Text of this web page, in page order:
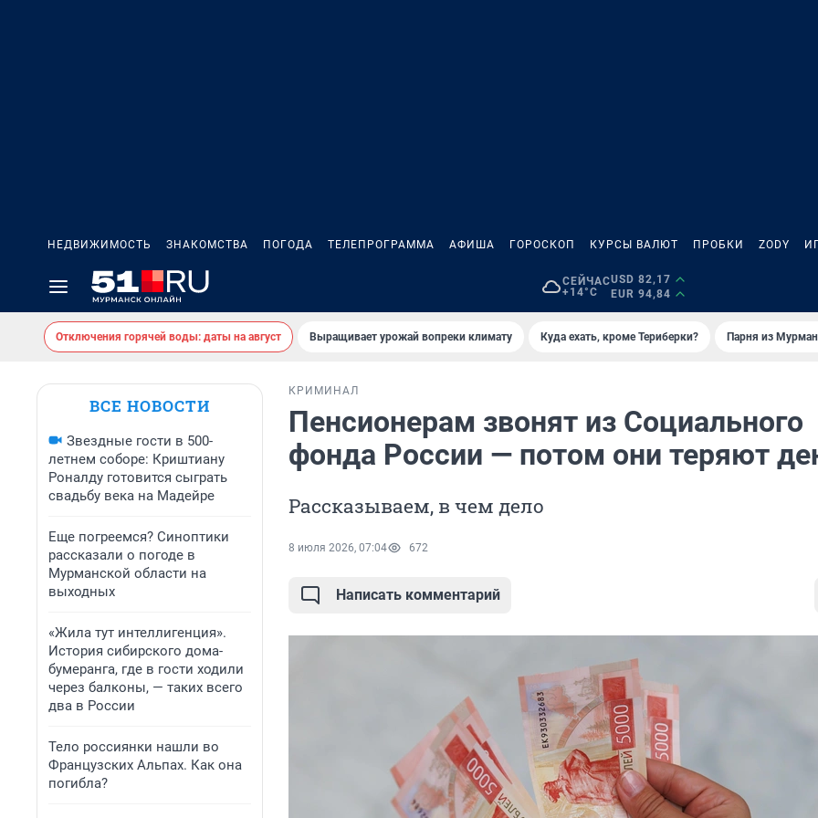
НЕДВИЖИМОСТЬ ЗНАКОМСТВА ПОГОДА ТЕЛЕПРОГРАММА АФИША ГОРОСКОП КУРСЫ ВАЛЮТ ПРОБКИ ZODY
СЕЙЧАС
+14°C
USD 82,17
EUR 94,84
Отключения горячей воды: даты на август Выращивает урожай вопреки климату Куда ехать, кроме Териберки? Парня из
ВСЕ НОВОСТИ
Звездные гости в 500-
летнем соборе: Криштиану
Роналду готовится сыграть
свадьбу века на Мадейре
Еще погреемся? Синоптики
рассказали о погоде в
Мурманской области на
выходных
«Жила тут интеллигенция».
История сибирского дома-
бумеранга, где в гости ходили
через балконы, — таких всего
два в России
Тело россиянки нашли во
Французских Альпах. Как она
погибла?
КРИМИНАЛ
Пенсионерам звонят из Социального
фонда России — потом они теряют
Рассказываем, в чем дело
8 июля 2026, 07:04 672
Написать комментарий